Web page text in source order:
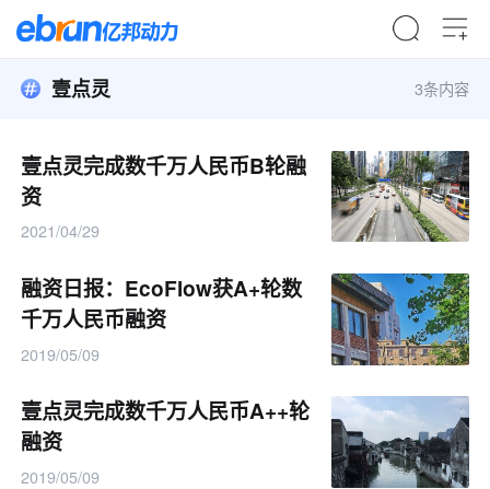
壹点灵 3条内容
壹点灵完成数千万人民币B轮融
资
2021/04/29
融资日报：EcoFlow获A+轮数
千万人民币融资
2019/05/09
壹点灵完成数千万人民币A++轮
融资
2019/05/09